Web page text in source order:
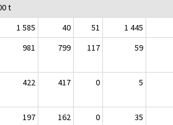
t
1 585 40 51 1 445
981 799 117 59
422 417 0 5
197 162 0 35